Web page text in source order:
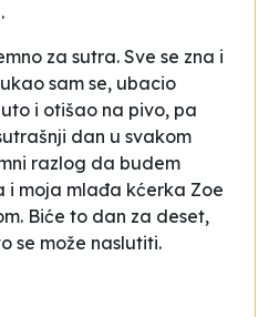
za sutra. Sve se zna i
sam se, ubacio
i otišao na pivo, pa
dan u svakom
razlog da budem
i moja mlađa kćerka Zoe
Biće to dan za deset,
se može naslutiti.